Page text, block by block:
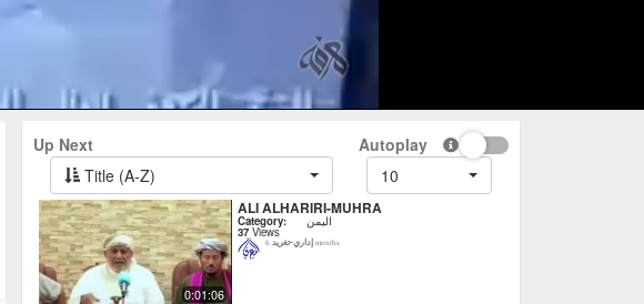
Up Next
Autoplay
Title (A-Z)
10
0:01:06
ALI ALHARIRI-MUHRA
Category: اليمن
37Views
إداري-تغريد 6 months